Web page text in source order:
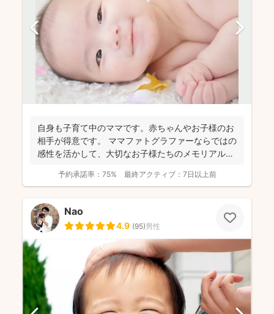
自身も子育て中のママです。赤ちゃんやお子様のお
相手が得意です。 ママファトグラファーならではの
感性を活かして、大切なお子様たちのメモリアルシ
予約承諾率： 75% 最終アクティブ： 7日以上前
Nao
4.9 (95)男性